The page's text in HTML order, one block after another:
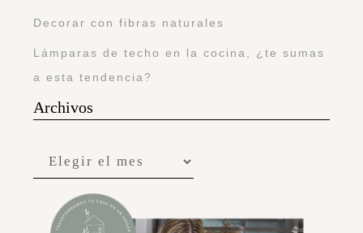
Decorar con fibras naturales
Lámparas de techo en la cocina, ¿te sumas
a esta tendencia?
Archivos